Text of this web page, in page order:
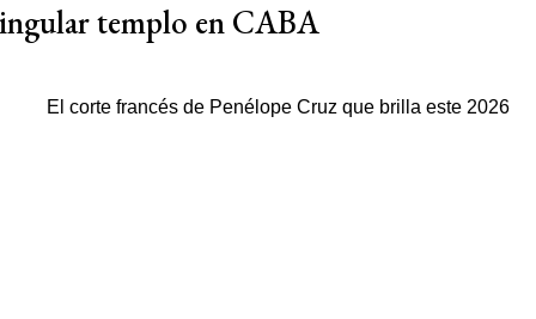
templo en CABA